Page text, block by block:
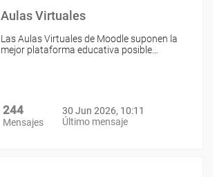
Aulas Virtuales
Las Aulas Virtuales de Moodle suponen la
mejor plataforma educativa posible…
244
Mensajes
30 Jun 2026, 10:11
Último mensaje